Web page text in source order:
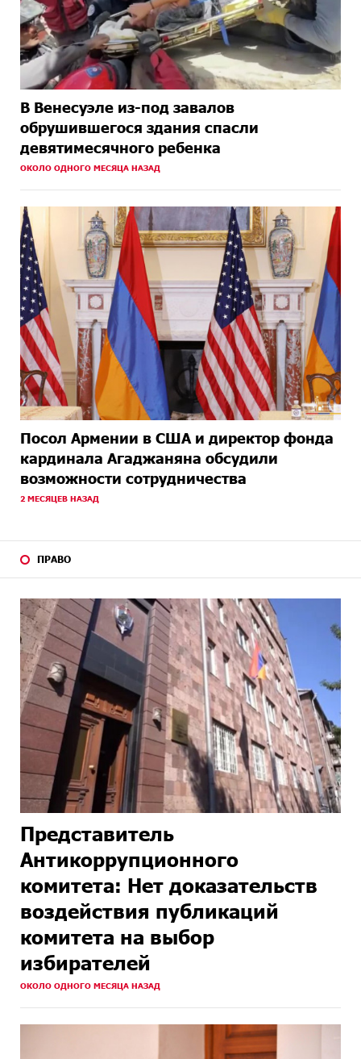
В Венесуэле из-под завалов
обрушившегося здания спасли
девятимесячного ребенка
ОКОЛО ОДНОГО МЕСЯЦА НАЗАД
Посол Армении в США и директор фонда
кардинала Агаджаняна обсудили
возможности сотрудничества
2 МЕСЯЦЕВ НАЗАД
ПРАВО
Представитель
Антикоррупционного
комитета: Нет доказательств
воздействия публикаций
комитета на выбор
избирателей
ОКОЛО ОДНОГО МЕСЯЦА НАЗАД